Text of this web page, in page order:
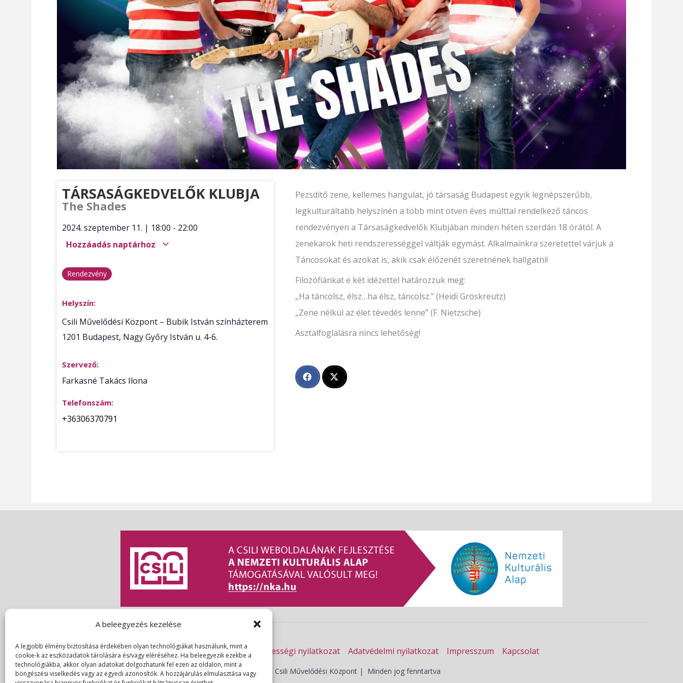
A beleegyezés kezelése
A legjobb élmény biztosítása érdekében olyan technológiákat használunk, mint a
cookie-k az eszközadatok tárolására és/vagy eléréséhez. Ha beleegyezik ezekbe a
technológiákba, akkor olyan adatokat dolgozhatunk fel ezen az oldalon, mint a
böngészési viselkedés vagy az egyedi azonosítók. A hozzájárulás elmulasztása vagy
TÁRSASÁGKEDVELŐK KLUBJA
The Shades
2024. szeptember 11. | 18:00 - 22:00
Hozzáadás naptárhoz
Rendezvény
Helyszín:
Csili Művelődési Központ – Bubik István színházterem
1201 Budapest, Nagy Győry István u. 4-6.
Szervező:
Farkasné Takács Ilona
Telefonszám:
+36306370791
Pezsdítő zene, kellemes hangulat, jó társaság Budapest egyik legnépszerűbb,
legkulturáltabb helyszínén a több mint ötven éves múlttal rendelkező táncos
rendezvényen a Társaságkedvelők Klubjában minden héten szerdán 18 órától. A
zenekarok heti rendszerességgel váltják egymást. Alkalmainkra szeretettel várjuk a
Táncosokat és azokat is, akik csak élőzenét szeretnének hallgatni!
Filozófiánkat e két idézettel határozzuk meg:
„Ha táncolsz, élsz…ha élsz, táncolsz.” (Heidi Groskreutz)
„Zene nélkül az élet tévedés lenne” (F. Nietzsche)
Asztalfoglalásra nincs lehetőség!
Közérdekű adatok Akadálymentességi nyilatkozat Adatvédelmi nyilatkozat Impresszum Kapcsolat
© 2026 | Csili Művelődési Központ | Minden jog fenntartva